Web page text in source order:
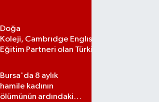
Doğa
Koleji, Cambrıdge Englısh Platınum
Eğitim Partneri olan Türkiye’deki ilk
Bursa'da 8 aylık
hamile kadının
ölümünün ardındaki